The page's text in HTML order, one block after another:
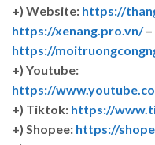
+) Website: https://
https://xenang.pro.vn/–
https://
+) Youtube:
https://
+) Tiktok: https://
+) Shopee: https://